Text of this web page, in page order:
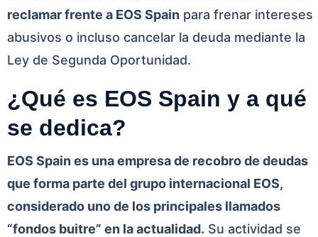
reclamar frente a EOS Spain para frenar intereses
abusivos o incluso cancelar la deuda mediante la
Ley de Segunda Oportunidad.
¿Qué es EOS Spain y a qué
se dedica?
EOS Spain es una empresa de recobro de deudas
que forma parte del grupo internacional EOS,
considerado uno de los principales llamados
“fondos buitre” en la actualidad. Su actividad se